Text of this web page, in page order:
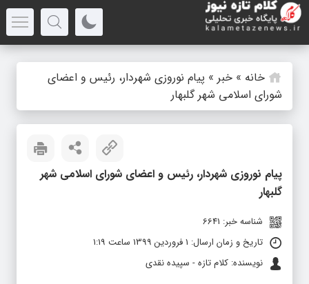
خانه » خبر » پیام نوروزی شهردار، رئیس و اعضای
شورای اسلامی شهر گلبهار
پیام نوروزی شهردار، رئیس و اعضای شورای اسلامی شهر
گلبهار
شناسه خبر: 6641
تاریخ و زمان ارسال: 1 فروردین 1399 ساعت 1:19
نویسنده: کلام تازه - سپیده نقدی